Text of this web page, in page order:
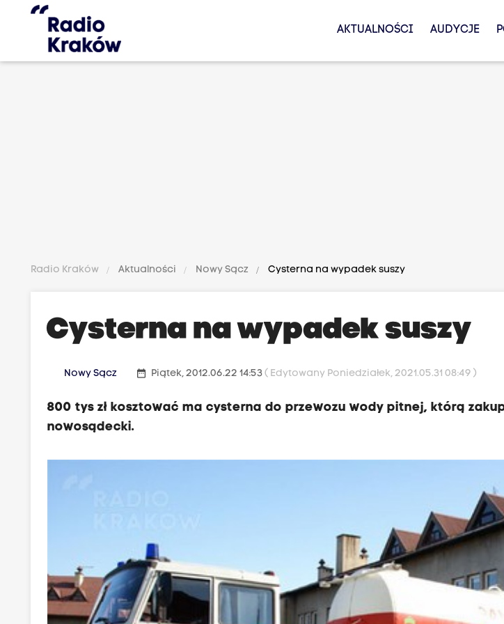
AKTUALNOŚCI AUDYCJE
Radio Kraków Aktualności Nowy Sącz Cysterna na wypadek suszy
Cysterna na wypadek suszy
Nowy Sącz date_range Piątek, 2012.06.22 14:53( Edytowany Poniedziałek, 2021.05.31 08:49 )
800 tys zł kosztować ma cysterna do przewozu wody pitnej, którą
nowosądecki.